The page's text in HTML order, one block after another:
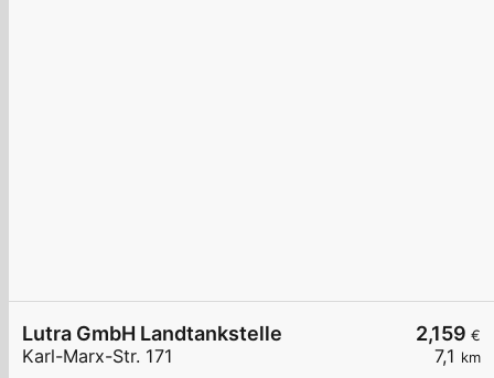
2,159 €
7,1 km
Lutra GmbH Landtankstelle
Karl-Marx-Str. 171